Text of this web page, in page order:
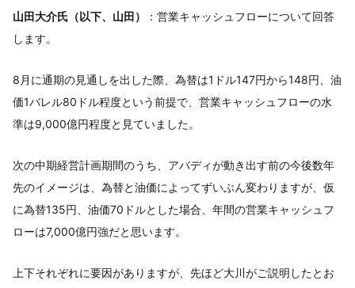
山田大介氏（以下、山田）
：営業キャッシュフローについて回答
します。
8月に通期の見通しを出した際、為替は1ドル147円から148円、油
価1バレル80ドル程度という前提で、営業キャッシュフローの水
準は9,000億円程度と見ていました。
次の中期経営計画期間のうち、アバディが動き出す前の今後数年
先のイメージは、為替と油価によってずいぶん変わりますが、仮
に為替135円、油価70ドルとした場合、年間の営業キャッシュフ
ローは7,000億円強だと思います。
上下それぞれに要因がありますが、先ほど大川がご説明したとお